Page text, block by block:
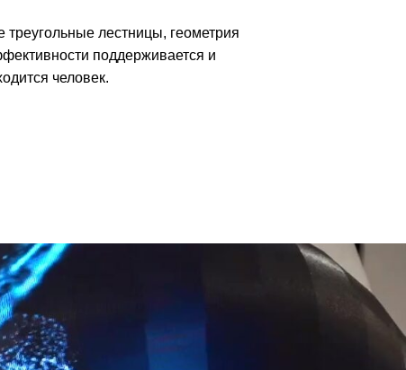
лестницы, геометрия
поддерживается и
человек.